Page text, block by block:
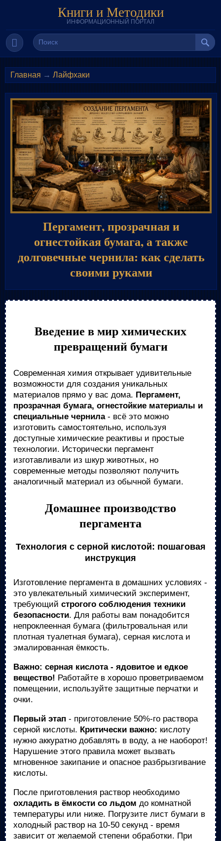
Книги и Методики
ИНФОРМАЦИОННЫЙ ПОРТАЛ
Главная → Лайфхаки
Пергамент, прозрачная и
огнестойкая бумага, а также
долговечные чернила: как сделать
своими руками
Введение в мир химических
превращений бумаги
Современная химия открывает удивительные
возможности для создания уникальных
материалов прямо у вас дома. Пергамент,
прозрачная бумага, огнестойкие материалы и
специальные чернила- всё это можно
изготовить самостоятельно, используя
доступные химические реактивы и простые
технологии. Исторически пергамент
изготавливали из шкур животных, но
современные методы позволяют получить
аналогичный материал из обычной бумаги.
Домашнее производство
пергамента
Технология с серной кислотой: пошаговая
инструкция
Изготовление пергамента в домашних условиях -
это увлекательный химический эксперимент,
требующий строгого соблюдения техники
безопасности. Для работы вам понадобится
непроклеенная бумага (фильтровальная или
плотная туалетная бумага), серная кислота и
эмалированная ёмкость.
Важно: серная кислота - ядовитое и едкое
вещество! Работайте в хорошо проветриваемом
помещении, используйте защитные перчатки и
очки.
Первый этап - приготовление 50%-го раствора
серной кислоты. Критически важно: кислоту
нужно аккуратно добавлять в воду, а не наоборот!
Нарушение этого правила может вызвать
мгновенное закипание и опасное разбрызгивание
кислоты.
После приготовления раствор необходимо
охладить в ёмкости со льдом до комнатной
температуры или ниже. Погрузите лист бумаги в
холодный раствор на 10-50 секунд - время
зависит от желаемой степени обработки. При